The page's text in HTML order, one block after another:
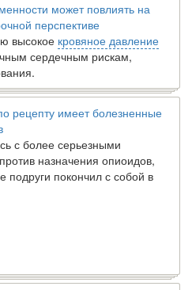
может повлиять на
перспективе
высокое кровяное давление
сердечным рискам,
рецепту имеет болезненные
с более серьезными
назначения опиоидов,
подруги покончил с собой в